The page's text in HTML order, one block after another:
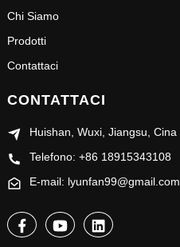
Chi Siamo
Prodotti
Contattaci
CONTATTACI
Huishan, Wuxi, Jiangsu, Cina
Telefono: +86 18915343108
E-mail: lyunfan99@gmail.com